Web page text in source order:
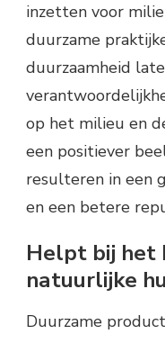
inzetten voor
duurzame
duurzaamheid
op het milieu en
een positiever
resulteren in een
en een betere
Helpt bij het
natuurlijke
Duurzame